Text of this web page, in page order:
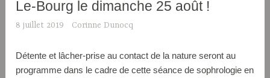
Le-Bourg le dimanche 25 août !
8 juillet 2019 Corinne Dunocq
Détente et lâcher-prise au contact de la nature seront au
programme dans le cadre de cette séance de sophrologie en